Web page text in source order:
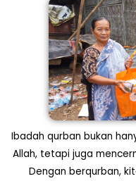
Ibadah qurban bukan
Allah, tetapi juga
Dengan berqurban,